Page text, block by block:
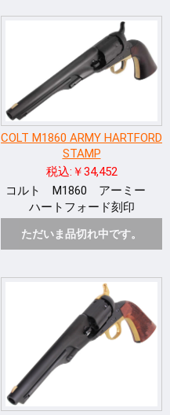
COLT M1860 ARMY HARTFORD
STAMP
税込:￥34,452
コルト M1860 アーミー
ハートフォード刻印
ただいま品切れ中です。